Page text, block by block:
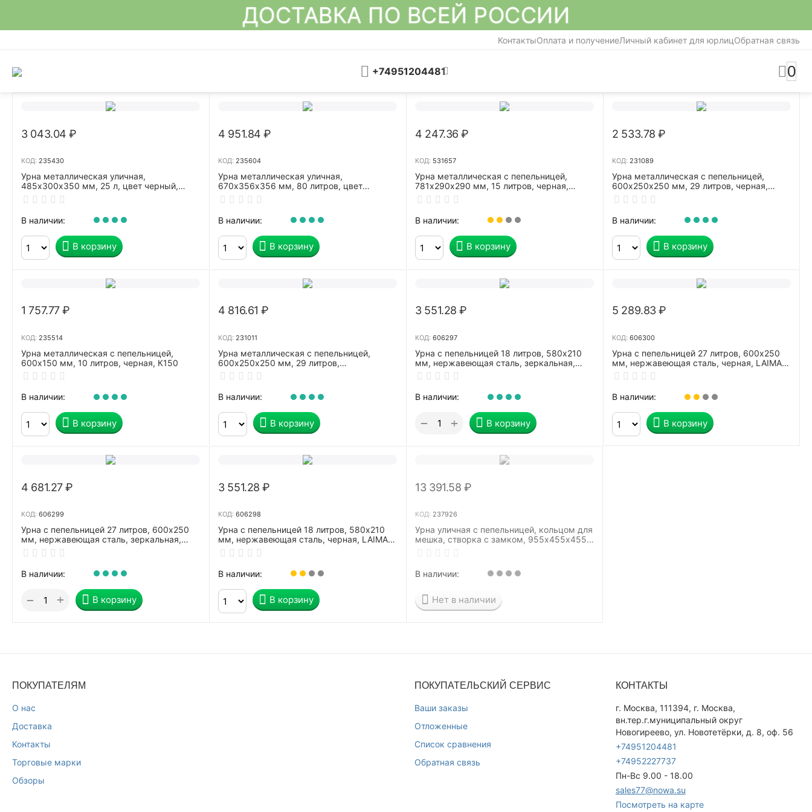
ДОСТАВКА ПО ВСЕЙ РОССИИ
КонтактыОплата и получениеЛичный кабинет для юрлицОбратная связь
+74951204481 0
3 043.04 ₽
КОД: 235430
Урна металлическая уличная,
485х300х350 мм, 25 л, цвет черный,
УРТ-25
В наличии:
В корзину
4 951.84 ₽
КОД: 235604
Урна металлическая уличная,
670х356х356 мм, 80 литров, цвет
черный, "Квадро-11"
В наличии:
В корзину
4 247.36 ₽
КОД: 531657
Урна металлическая с пепельницей,
781х290х290 мм, 15 литров, черная,
СЛП3-250
В наличии:
В корзину
2 533.78 ₽
КОД: 231089
Урна металлическая с пепельницей,
600х250х250 мм, 29 литров, черная,
оцинкованная сталь
В наличии:
В корзину
1 757.77₽
КОД: 235514
Урна металлическая с пепельницей,
600х150 мм, 10 литров, черная, К150
В наличии:
В корзину
4 816.61 ₽
КОД: 231011
Урна металлическая с пепельницей,
600х250х250 мм, 29 литров,
нержавеющая сталь, хром, 250НН
В наличии:
В корзину
3 551.28 ₽
КОД: 606297
Урна с пепельницей 18 литров, 580х210
мм, нержавеющая сталь, зеркальная,
LAIMA PROFESSIONAL, 606297
В наличии:
В корзину
+
−
5 289.83₽
КОД: 606300
Урна с пепельницей 27 литров, 600х250
мм, нержавеющая сталь, черная, LAIMA
PROFESSIONAL, 606300
В наличии:
В корзину
4 681.27₽
КОД: 606299
Урна с пепельницей 27 литров, 600х250
мм, нержавеющая сталь, зеркальная,
LAIMA PROFESSIONAL, 606299
В наличии:
В корзину
+
−
3 551.28 ₽
КОД: 606298
Урна с пепельницей 18 литров, 580х210
мм, нержавеющая сталь, черная, LAIMA
PROFESSIONAL, 606298
В наличии:
В корзину
13 391.58 ₽
КОД: 237926
Урна уличная с пепельницей, кольцом для
мешка, створка с замком, 955х455х455
В наличии:
Нет в наличии
ПОКУПАТЕЛЯМ
О нас
Доставка
Контакты
Торговые марки
Обзоры
ПОКУПАТЕЛЬСКИЙ СЕРВИС
Ваши заказы
Отложенные
Список сравнения
Обратная связь
КОНТАКТЫ
г. Москва, 111394, г. Москва,
вн.тер.г.муниципальный округ
Новогиреево, ул. Новотетёрки, д. 8, оф. 56
+74951204481
+74952227737
Пн-Вс 9.00 - 18.00
sales77@nowa.su
Посмотреть на карте